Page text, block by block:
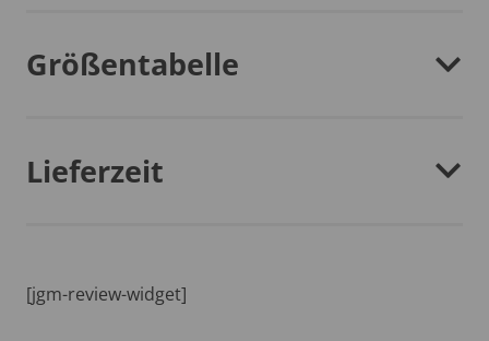
Größentabelle
Lieferzeit
[jgm-review-widget]